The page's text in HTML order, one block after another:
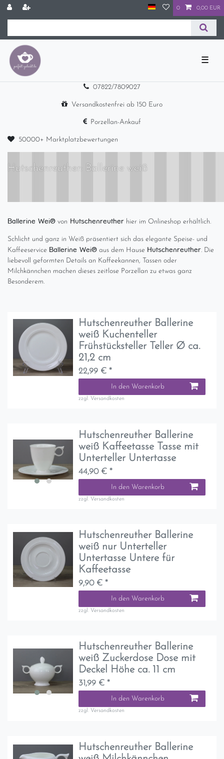
0 0,00 EUR
☰
07822/7809027
Versandkostenfrei ab 150 Euro
Porzellan-Ankauf
50000+ Marktplatzbewertungen
Hutschenreuther: Ballerine weiß
Ballerine Weiß von Hutschenreuther hier im Onlineshop erhältlich.
Schlicht und ganz in Weiß präsentiert sich das elegante Speise- und
Kaffeeservice Ballerine Weiß aus dem Hause Hutschenreuther. Die
liebevoll geformten Details an Kaffeekannen, Tassen oder
Milchkännchen machen dieses zeitlose Porzellan zu etwas ganz
Besonderem.
Hutschenreuther Ballerine
weiß Kuchenteller
Frühstücksteller Teller Ø ca.
21,2 cm
22,99 € *
In den Warenkorb
zzgl. Versandkosten
Hutschenreuther Ballerine
weiß Kaffeetasse Tasse mit
Unterteller Untertasse
44,90 € *
In den Warenkorb
zzgl. Versandkosten
Hutschenreuther Ballerine
weiß nur Unterteller
Untertasse Untere für
Kaffeetasse
9,90 € *
In den Warenkorb
zzgl. Versandkosten
Hutschenreuther Ballerine
weiß Zuckerdose Dose mit
Deckel Höhe ca. 11 cm
31,99 € *
In den Warenkorb
zzgl. Versandkosten
Hutschenreuther Ballerine